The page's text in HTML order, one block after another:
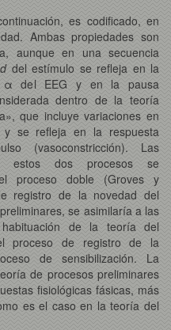
es codificado, en
Ambas propiedades son
aunque en una secuencia
del estímulo se refleja en la
α del EEG y en la pausa
dentro de la teoría
que incluye variaciones en
y se refleja en la respuesta
(vasoconstricción). Las
estos dos procesos se
proceso doble (Groves y
registro de la novedad del
se asimilaría a las
de la teoría del
proceso de registro de la
de sensibilización. La
de procesos preliminares
fisiológicas fásicas, más
es el caso en la teoría del